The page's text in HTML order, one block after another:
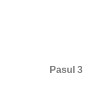
Pasul 3